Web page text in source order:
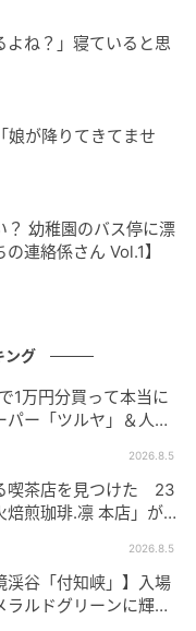
実際にどう過ごし
雑状況などで予定
もしれませんね。
番ごはんは？
ごはんは？」
ね？」寝ていると思
が降りてきてませ
？ 幼稚園のバス停に漂
連絡係さん Vol.1】
ング
1万円分買って本当に
ー「ツルヤ」＆人気
2026.8.5
喫茶店を見つけた 23
煎珈琲.凛 本店」がも
2026.8.5
渓谷「付知峡」】入場
ルドグリーンに輝く